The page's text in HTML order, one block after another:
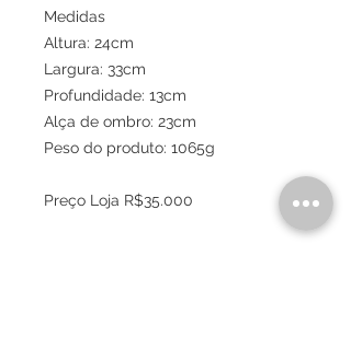
Medidas
Altura: 24cm
Largura: 33cm
Profundidade: 13cm
Alça de ombro: 23cm
Peso do produto: 1065g
Preço Loja R$35.000